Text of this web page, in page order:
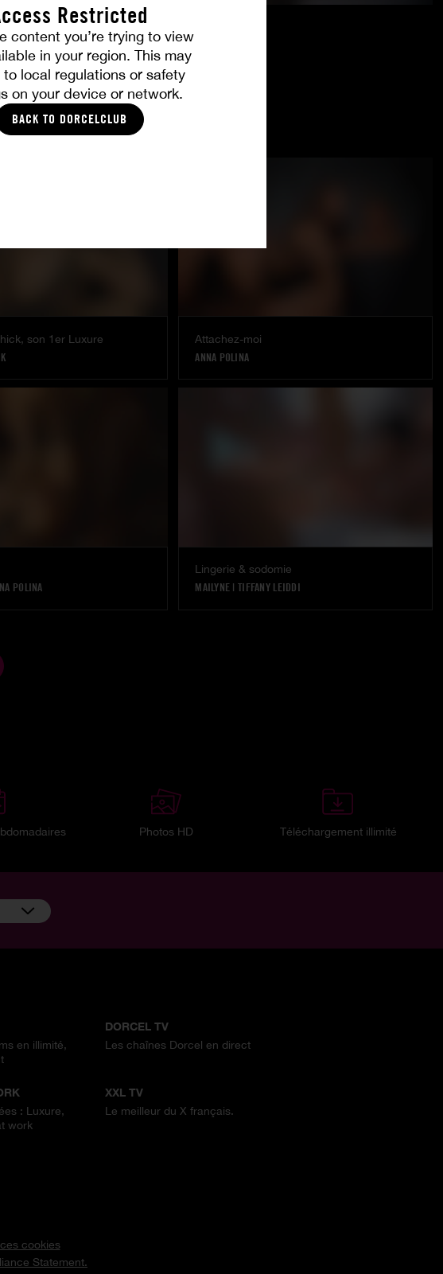
Restricted
content you’re trying to view
in your region. This may
to local regulations or safety
on your device or network.
BACK TO DORCELCLUB
son 1er Luxure
Attachez-moi
ANNA POLINA
POLINA
Lingerie & sodomie
MAILYNE |TIFFANY LEIDDI
Photos HD Téléchargement illimité
en illimité,
DORCEL TV
Les chaînes Dorcel en direct
: Luxure,
work
XXL TV
Le meilleur du X français.
cookies
Statement.